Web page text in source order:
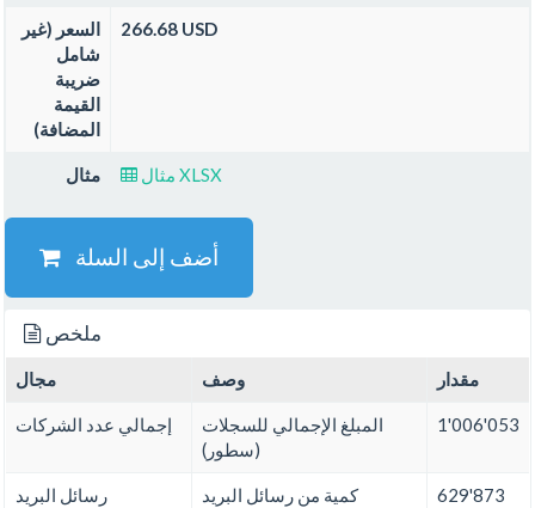
السعر (غير
شامل
ضريبة
القيمة
المضافة)
266.68 USD
مثال مثال XLSX
أضف إلى السلة
ملخص
مجال وصف مقدار
إجمالي عدد الشركات
المبلغ الإجمالي للسجلات
(سطور)
1'006'053
رسائل البريد
كمية من رسائل البريد
629'873